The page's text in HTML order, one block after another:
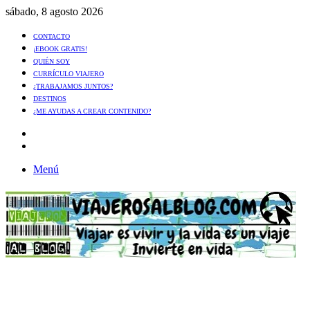
sábado, 8 agosto 2026
CONTACTO
¡EBOOK GRATIS!
QUIÉN SOY
CURRÍCULO VIAJERO
¿TRABAJAMOS JUNTOS?
DESTINOS
¿ME AYUDAS A CREAR CONTENIDO?
Menú